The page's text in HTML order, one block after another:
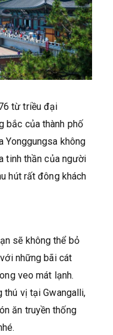
từ triều đại
bắc của thành phố
Yonggungsa không
tinh thần của người
hút rất đông khách
sẽ không thể bỏ
những bãi cát
veo mát lạnh.
thú vị tại Gwangalli,
ăn truyền thống